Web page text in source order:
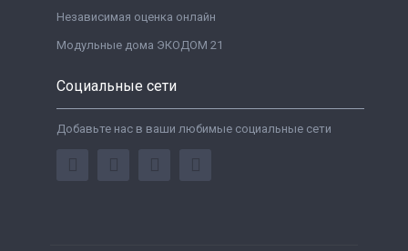
Независимая оценка онлайн
Модульные дома ЭКОДОМ 21
Социальные сети
Добавьте нас в ваши любимые социальные сети